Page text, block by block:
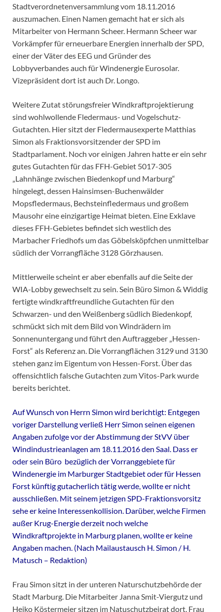
Stadtverordnetenversammlung vom 18.11.2016
auszumachen. Einen Namen gemacht hat er sich als
Mitarbeiter von Hermann Scheer. Hermann Scheer war
Vorkämpfer für erneuerbare Energien innerhalb der SPD,
einer der Väter des EEG und Gründer des
Lobbyverbandes auch für Windenergie Eurosolar.
Vizepräsident dort ist auch Dr. Longo.
Weitere Zutat störungsfreier Windkraftprojektierung
sind wohlwollende Fledermaus- und Vogelschutz-
Gutachten. Hier sitzt der Fledermausexperte Matthias
Simon als Fraktionsvorsitzender der SPD im
Stadtparlament. Noch vor einigen Jahren hatte er ein sehr
gutes Gutachten für das FFH-Gebiet 5017-305
„Lahnhänge zwischen Biedenkopf und Marburg“
hingelegt, dessen Hainsimsen-Buchenwälder
Mopsfledermaus, Bechsteinfledermaus und großem
Mausohr eine einzigartige Heimat bieten. Eine Exklave
dieses FFH-Gebietes befindet sich westlich des
Marbacher Friedhofs um das Göbelsköpfchen unmittelbar
südlich der Vorrangfläche 3128 Görzhausen.
Mittlerweile scheint er aber ebenfalls auf die Seite der
WIA-Lobby gewechselt zu sein. Sein Büro Simon & Widdig
fertigte windkraftfreundliche Gutachten für den
Schwarzen- und den Weißenberg südlich Biedenkopf,
schmückt sich mit dem Bild von Windrädern im
Sonnenuntergang und führt den Auftraggeber „Hessen-
Forst“ als Referenz an. Die Vorrangflächen 3129 und 3130
stehen ganz im Eigentum von Hessen-Forst. Über das
offensichtlich falsche Gutachten zum Vitos-Park wurde
bereits berichtet.
Auf Wunsch von Herrn Simon wird berichtigt: Entgegen
voriger Darstellung verließ Herr Simon seinen eigenen
Angaben zufolge vor der Abstimmung der StVV über
Windindustrieanlagen am 18.11.2016 den Saal. Dass er
oder sein Büro bezüglich der Vorranggebiete für
Windenergie im Marburger Stadtgebiet oder für Hessen
Forst künftig gutacherlich tätig werde, wollte er nicht
ausschließen. Mit seinem jetzigen SPD-Fraktionsvorsitz
sehe er keine Interessenkollision. Darüber, welche Firmen
außer Krug-Energie derzeit noch welche
Windkraftprojekte in Marburg planen, wollte er keine
Angaben machen. (Nach Mailaustausch H. Simon / H.
Matusch – Redaktion)
Frau Simon sitzt in der unteren Naturschutzbehörde der
Stadt Marburg. Die Mitarbeiter Janna Smit-Viergutz und
Heiko Köstermeier sitzen im Natuschutzbeirat dort. Frau